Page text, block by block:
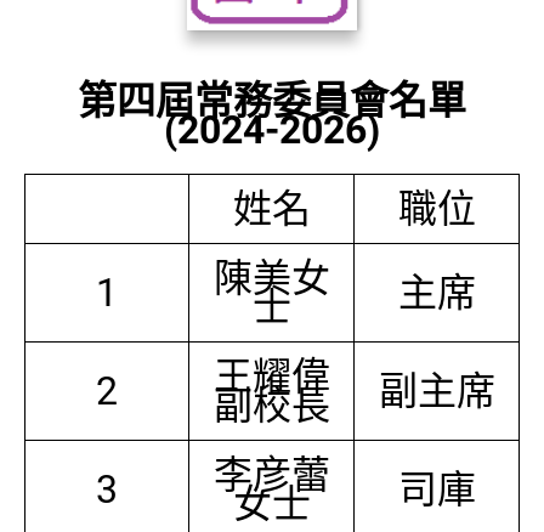
第四屆常務委員會名單
(2024-2026)
姓名
職位
1
陳美女
士 主席
2 王耀偉
副校長 副主席
3 李彦蕾
女士 司庫